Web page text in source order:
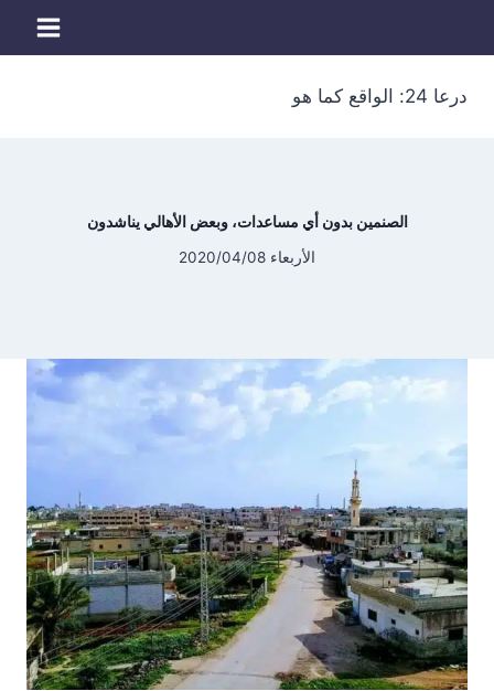
درعا 24: الواقع كما هو
الصنمين بدون أي مساعدات، وبعض الأهالي يناشدون
الأربعاء 2020/04/08